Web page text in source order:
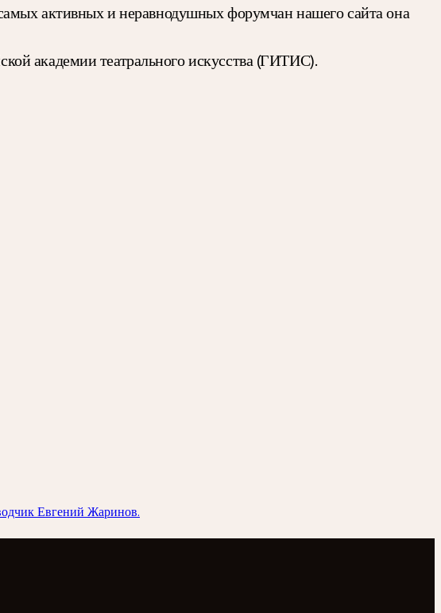
активных и неравнодушных форумчан нашего сайта она
академии театрального искусства (ГИТИС).
Евгений Жаринов.